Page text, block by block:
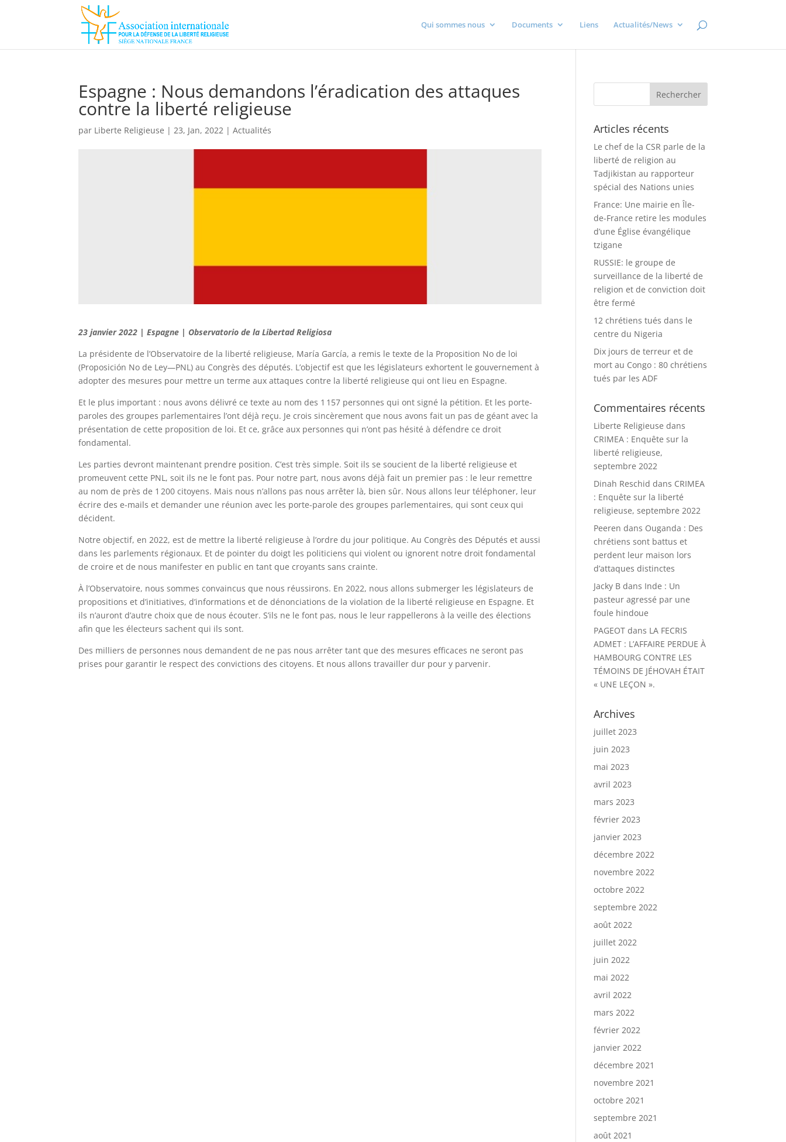
Qui sommes nous Documents Liens Actualités/News
Espagne : Nous demandons l’éradication des attaques
contre la liberté religieuse
par Liberte Religieuse |23, Jan, 2022 |Actualités
23 janvier 2022 | Espagne | Observatorio de la Libertad Religiosa
La présidente de l’Observatoire de la liberté religieuse, María García, a remis le texte de la Proposition No de loi
(Proposición No de Ley—PNL) au Congrès des députés. L’objectif est que les législateurs exhortent le gouvernement à
adopter des mesures pour mettre un terme aux attaques contre la liberté religieuse qui ont lieu en Espagne.
Et le plus important : nous avons délivré ce texte au nom des 1 157 personnes qui ont signé la pétition. Et les porte-
paroles des groupes parlementaires l’ont déjà reçu. Je crois sincèrement que nous avons fait un pas de géant avec la
présentation de cette proposition de loi. Et ce, grâce aux personnes qui n’ont pas hésité à défendre ce droit
fondamental.
Les parties devront maintenant prendre position. C’est très simple. Soit ils se soucient de la liberté religieuse et
promeuvent cette PNL, soit ils ne le font pas. Pour notre part, nous avons déjà fait un premier pas : le leur remettre
au nom de près de 1 200 citoyens. Mais nous n’allons pas nous arrêter là, bien sûr. Nous allons leur téléphoner, leur
écrire des e-mails et demander une réunion avec les porte-parole des groupes parlementaires, qui sont ceux qui
décident.
Notre objectif, en 2022, est de mettre la liberté religieuse à l’ordre du jour politique. Au Congrès des Députés et aussi
dans les parlements régionaux. Et de pointer du doigt les politiciens qui violent ou ignorent notre droit fondamental
de croire et de nous manifester en public en tant que croyants sans crainte.
À l’Observatoire, nous sommes convaincus que nous réussirons. En 2022, nous allons submerger les législateurs de
propositions et d’initiatives, d’informations et de dénonciations de la violation de la liberté religieuse en Espagne. Et
ils n’auront d’autre choix que de nous écouter. S’ils ne le font pas, nous le leur rappellerons à la veille des élections
afin que les électeurs sachent qui ils sont.
Des milliers de personnes nous demandent de ne pas nous arrêter tant que des mesures efficaces ne seront pas
prises pour garantir le respect des convictions des citoyens. Et nous allons travailler dur pour y parvenir.
Articles récents
Le chef de la CSR parle de la
liberté de religion au
Tadjikistan au rapporteur
spécial des Nations unies
France: Une mairie en Île-
de-France retire les modules
d’une Église évangélique
tzigane
RUSSIE: le groupe de
surveillance de la liberté de
religion et de conviction doit
être fermé
12 chrétiens tués dans le
centre du Nigeria
Dix jours de terreur et de
mort au Congo : 80 chrétiens
tués par les ADF
Commentaires récents
Liberte Religieuse dans
CRIMEA : Enquête sur la
liberté religieuse,
septembre 2022
Dinah Reschid dans CRIMEA
: Enquête sur la liberté
religieuse, septembre 2022
Peeren dans Ouganda : Des
chrétiens sont battus et
perdent leur maison lors
d’attaques distinctes
Jacky B dans Inde : Un
pasteur agressé par une
foule hindoue
PAGEOT dans LA FECRIS
ADMET : L’AFFAIRE PERDUE À
HAMBOURG CONTRE LES
TÉMOINS DE JÉHOVAH ÉTAIT
« UNE LEÇON ».
Archives
juillet 2023
juin 2023
mai 2023
avril 2023
mars 2023
février 2023
janvier 2023
décembre 2022
novembre 2022
octobre 2022
septembre 2022
août 2022
juillet 2022
juin 2022
mai 2022
avril 2022
mars 2022
février 2022
janvier 2022
décembre 2021
novembre 2021
octobre 2021
septembre 2021
août 2021